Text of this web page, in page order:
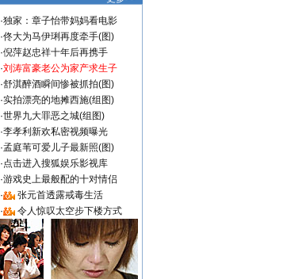
·独家：章子怡带妈妈看电影
·佟大为马伊琍再度牵手(图)
·倪萍赵忠祥十年后再携手
·刘涛富豪老公为家产求生子
·舒淇醉酒瞬间惨被抓拍(图)
·实拍漂亮的地摊西施(组图)
·世界九大罪恶之城(组图)
·李孝利新欢私密视频曝光
·孟庭苇可爱儿子最新照(图)
·点击进入搜狐娱乐影视库
·游戏史上最般配的十对情侣
·
张元首透露戒毒生活
· 令人惊叹太空步下楼方式